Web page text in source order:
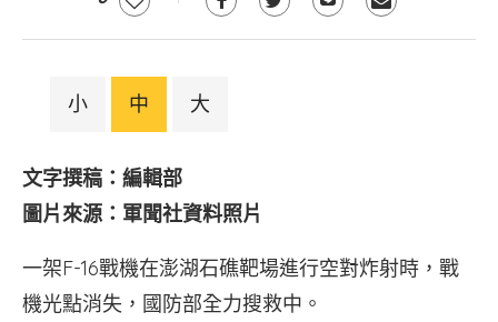
小 中 大
文字撰稿：編輯部
圖片來源：軍聞社資料照片
一架F-16戰機在澎湖石礁靶場進行空對炸射時，戰
機光點消失，國防部全力搜救中。